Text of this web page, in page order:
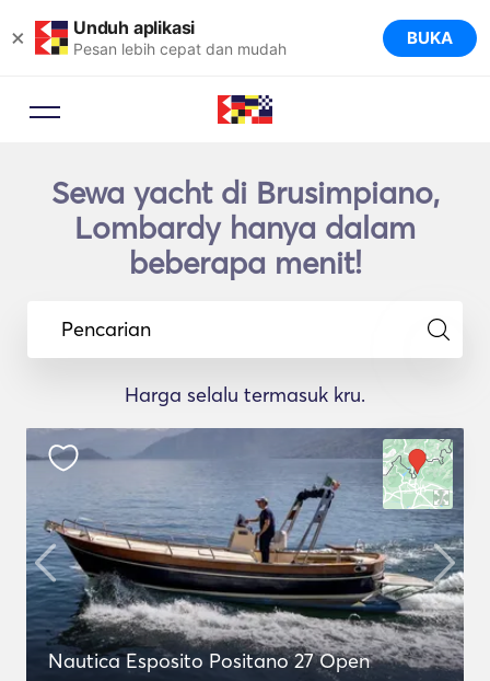
× Unduh aplikasi
Pesan lebih cepat dan mudah BUKA
Sewa yacht di Brusimpiano,
Lombardy hanya dalam
beberapa menit!
Pencarian
Harga selalu termasuk kru.
Nautica Esposito Positano 27 Open